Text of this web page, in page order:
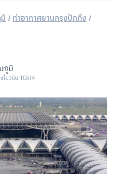
/ท่าอากาศยานกรุงปักกิ่ง/
ภูมิ
เที่ยวบิน TG614